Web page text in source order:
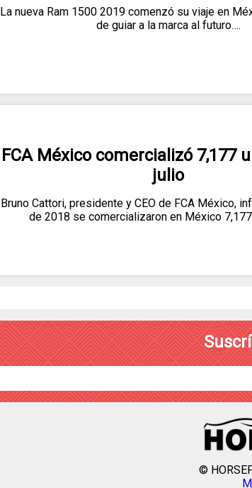
La nueva Ram 1500 2019 comenzó su viaje en
de guiar a la marca al futuro….
FCA México comercializó 7,177
julio
Bruno Cattori, presidente y CEO de FCA México,
de 2018 se comercializaron en México
©